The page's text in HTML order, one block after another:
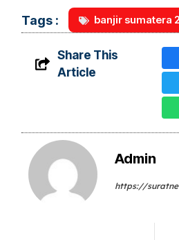
Tags : banjir sumatera
Share This
Article
Admin
https://